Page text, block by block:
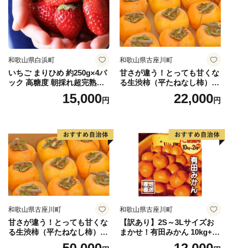
和歌山県白浜町
いちご まりひめ 約250g×4パ
ック 高糖度 朝採れ超完熟ま
りひめ 1月以降発送分
15,000円
和歌山県古座川町
甘さが違う！とっても甘くな
る生渋柿（平たねなし柿）吊
ップ付約4.5～5kg 約24～30
22,000円
和歌山県古座川町
甘さが違う！とっても甘くな
る生渋柿（平たねなし柿）吊
和歌山県古座川町
【訳あり】2S～3Lサイズお
まかせ！有田みかん 10kg+2k
g保証分 11月から12月下旬ま